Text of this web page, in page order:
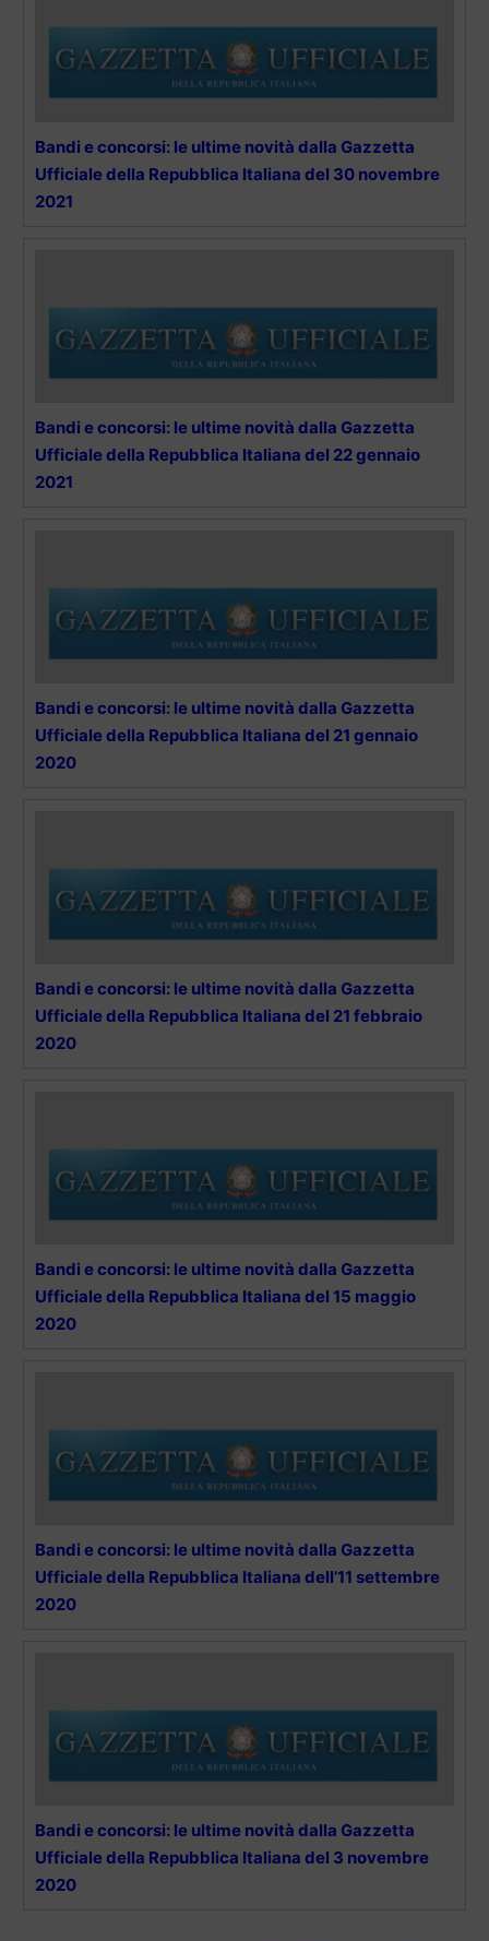
Bandi e concorsi: le ultime novità dalla Gazzetta
Ufficiale della Repubblica Italiana del 30 novembre
2021
Bandi e concorsi: le ultime novità dalla Gazzetta
Ufficiale della Repubblica Italiana del 22 gennaio
2021
Bandi e concorsi: le ultime novità dalla Gazzetta
Ufficiale della Repubblica Italiana del 21 gennaio
2020
Bandi e concorsi: le ultime novità dalla Gazzetta
Ufficiale della Repubblica Italiana del 21 febbraio
2020
Bandi e concorsi: le ultime novità dalla Gazzetta
Ufficiale della Repubblica Italiana del 15 maggio
2020
Bandi e concorsi: le ultime novità dalla Gazzetta
Ufficiale della Repubblica Italiana dell’11 settembre
2020
Bandi e concorsi: le ultime novità dalla Gazzetta
Ufficiale della Repubblica Italiana del 3 novembre
2020